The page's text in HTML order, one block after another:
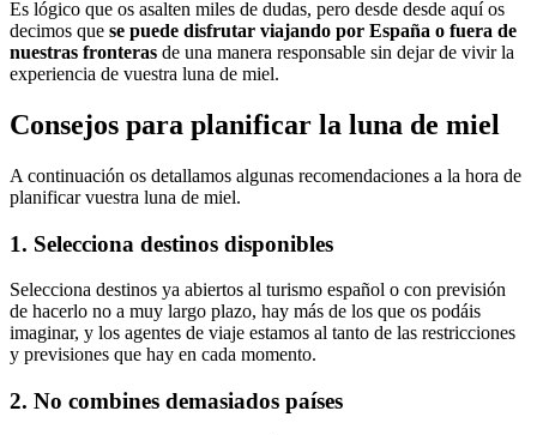
Es lógico que os asalten miles de dudas, pero desde desde aquí os
decimos que se puede disfrutar viajando por España o fuera de
nuestras fronteras de una manera responsable sin dejar de vivir la
experiencia de vuestra luna de miel.
Consejos para planificar la luna de miel
A continuación os detallamos algunas recomendaciones a la hora de
planificar vuestra luna de miel.
1. Selecciona destinos disponibles
Selecciona destinos ya abiertos al turismo español o con previsión
de hacerlo no a muy largo plazo, hay más de los que os podáis
imaginar, y los agentes de viaje estamos al tanto de las restricciones
y previsiones que hay en cada momento.
2. No combines demasiados países